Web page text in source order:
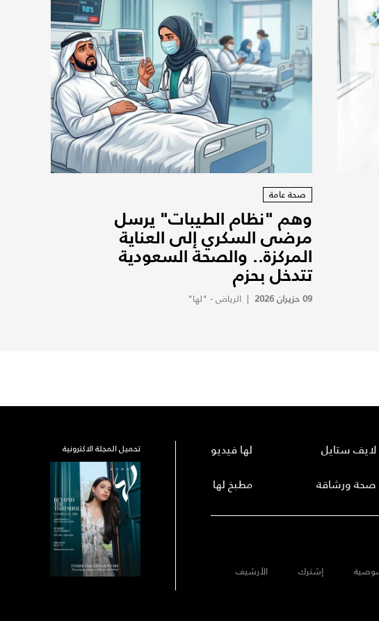
صحة عامة
وهم "نظام الطيبات" يرسل
مرضى السكري إلى العناية
المركزة.. والصحة السعودية
تتدخل بحزم
09 حزيران 2026 |الرياض - "لها"
لايف ستايل
صحة ورشاقة
لها فيديو
مطبخ لها
إشترك الأرشيف
تحميل المجلة الاكترونية